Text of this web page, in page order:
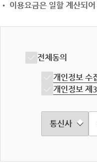
• 이용요금은 일할 계산되
전체동의
개인정보 수
개인정보 제